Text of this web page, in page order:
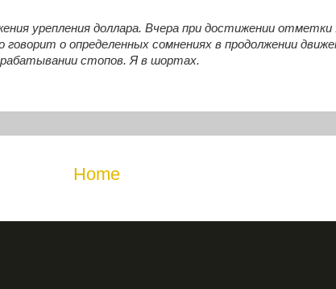
урепления доллара. Вчера при достижении отметки
о определенных сомнениях в продолжении
стопов. Я в шортах.
Home